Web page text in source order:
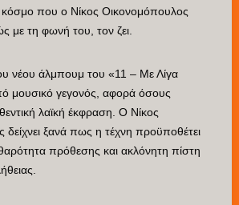
κόσμο που ο Νίκος Οικονομόπουλος
με τη φωνή του, τον ζει.
νέου άλμπουμ του «11 – Με Λίγα
μουσικό γεγονός, αφορά όσους
λαϊκή έκφραση. Ο Νίκος
ξανά πως η τέχνη προϋποθέτει
πρόθεσης και ακλόνητη πίστη